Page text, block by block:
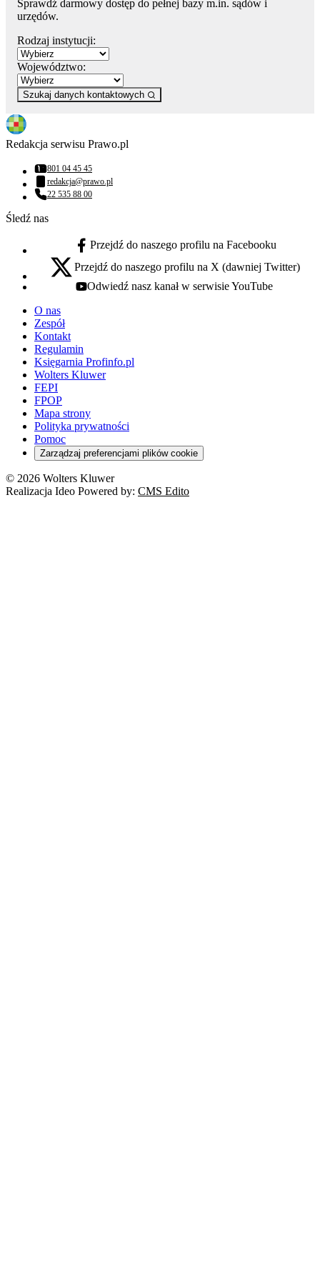
Sprawdź darmowy dostęp do pełnej bazy m.in. sądów i
urzędów.
Rodzaj instytucji:
Województwo:
Szukaj danych kontaktowych
Redakcja serwisu Prawo.pl
Numer telefonu:
801 04 45 45
Adres email:
redakcja@prawo.pl
Numer telefonu:
22 535 88 00
Śledź nas
facebook - otwiera się w nowej karcie
Przejdź do naszego profilu na Facebooku
x - otwiera się w nowej karcie
Przejdź do naszego profilu na X (dawniej Twitter)
youtube - otwiera się w nowej karcie
Odwiedź nasz kanał w serwisie YouTube
O nas
Zespół
Kontakt
Regulamin
Księgarnia Profinfo.pl
Wolters Kluwer
FEPI
FPOP
Mapa strony
Polityka prywatności
Pomoc
Zarządzaj preferencjami plików cookie
© 2026 Wolters Kluwer
Realizacja Ideo Powered by: CMS Edito